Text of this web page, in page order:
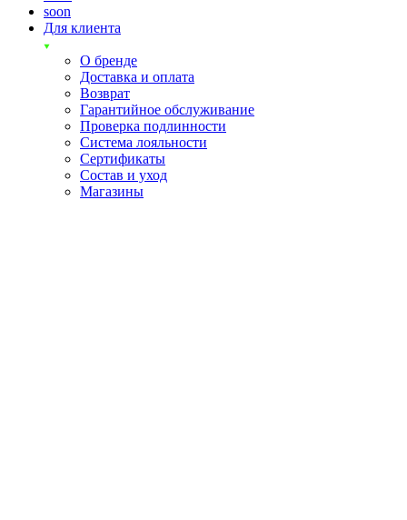
soon
Для клиента
О бренде
Доставка и оплата
Возврат
Гарантийное обслуживание
Проверка подлинности
Система лояльности
Сертификаты
Состав и уход
Магазины